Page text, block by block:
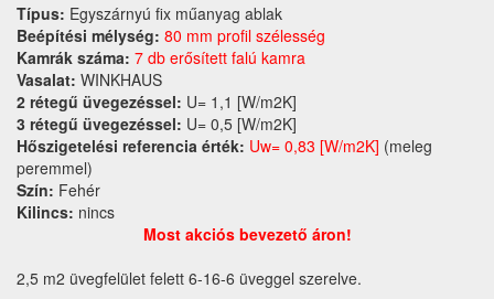
Típus: Egyszárnyú fix műanyag ablak
Beépítési mélység: 80 mm profil szélesség
Kamrák száma: 7 db erősített falú kamra
Vasalat: WINKHAUS
2 rétegű üvegezéssel: U= 1,1 [W/m2K]
3 rétegű üvegezéssel: U= 0,5 [W/m2K]
Hőszigetelési referencia érték: Uw= 0,83 [W/m2K] (meleg
peremmel)
Szín: Fehér
Kilincs: nincs
Most akciós bevezető áron!
2,5 m2 üvegfelület felett 6-16-6 üveggel szerelve.